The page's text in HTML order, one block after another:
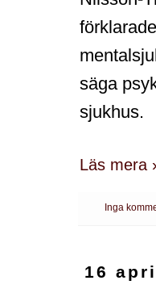
säga
sjukhus.
Läs mera
Inga
16